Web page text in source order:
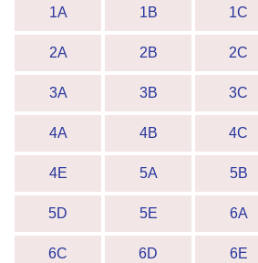
1A 1B 1C
2A 2B 2C
3A 3B 3C
4A 4B 4C
4E 5A 5B
5D 5E 6A
6C 6D 6E